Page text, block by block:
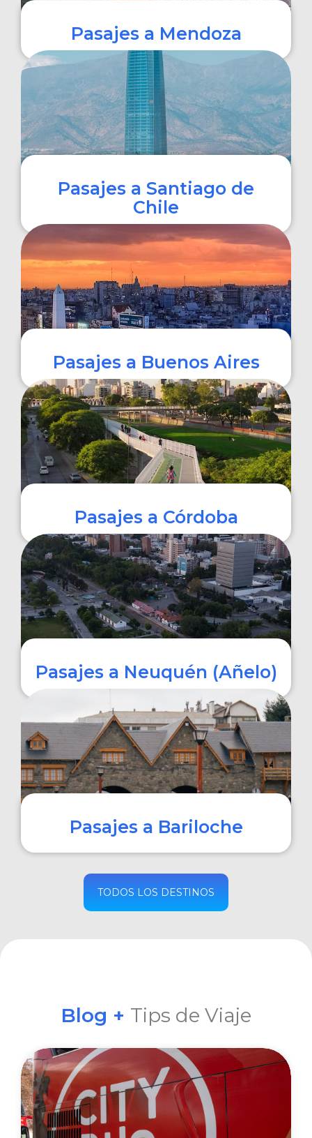
Pasajes a Mendoza
COMPRAR
Pasajes a Santiago de
Chile
Pasajes a Buenos Aires
COMPRAR
Pasajes a Córdoba
COMPRAR
Pasajes a Neuquén (Añelo)
COMPRAR
Pasajes a Bariloche
COMPRAR
TODOS LOS DESTINOS
Blog + Tips de Viaje